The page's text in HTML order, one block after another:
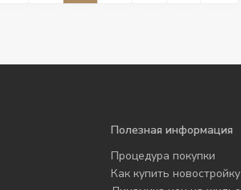
Полезная информация
Процедура покупки
Как купить новостройку